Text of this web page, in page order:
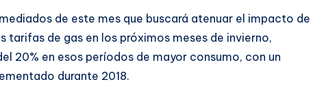
de este mes que buscará atenuar el impacto de
tarifas de gas en los próximos meses de invierno,
20% en esos períodos de mayor consumo, con un
durante 2018.